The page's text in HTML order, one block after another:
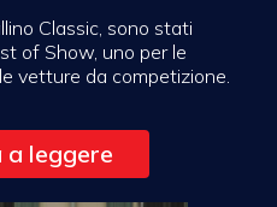
Classic, sono stati
of Show, uno per le
vetture da competizione.
a leggere